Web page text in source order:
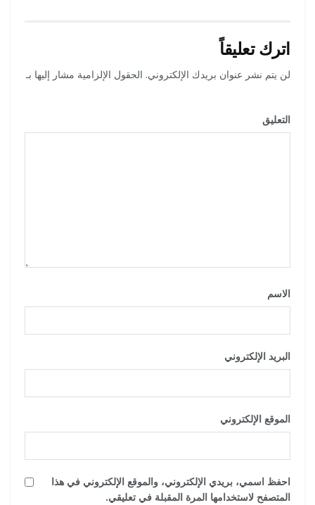
اترك تعليقاً
لن يتم نشر عنوان بريدك الإلكتروني. الحقول الإلزامية مشار إليها بـ
التعليق
الاسم
البريد الإلكتروني
الموقع الإلكتروني
احفظ اسمي، بريدي الإلكتروني، والموقع الإلكتروني في هذا
المتصفح لاستخدامها المرة المقبلة في تعليقي.